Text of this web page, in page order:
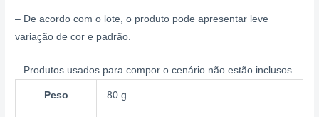
– De acordo com o lote, o produto pode apresentar leve
variação de cor e padrão.
– Produtos usados para compor o cenário não estão inclusos.
Peso 80 g